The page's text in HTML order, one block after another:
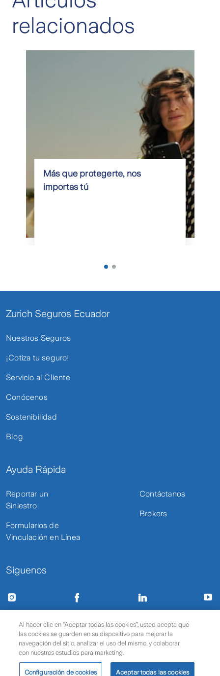
relacionados
Más que protegerte, nos
importas tú
Zurich Seguros Ecuador
Nuestros Seguros
¡Cotiza tu seguro!
Servicio al Cliente
Conócenos
Sostenibilidad
Blog
Ayuda Rápida
Reportar un
Siniestro
Formularios de
Vinculación en Línea
Contáctanos
Brokers
Síguenos
Términos de uso y privacidad Protección de datos
Política de cookies © 2025 Zurich Seguros
Al hacer clic en “Aceptar todas las cookies”, usted acepta que
las cookies se guarden en su dispositivo para mejorar la
navegación del sitio, analizar el uso del mismo, y colaborar
con nuestros estudios para marketing.
Configuración de cookies Aceptar todas las cookies